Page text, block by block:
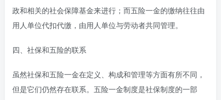
政和相关的社会保障基金来进行；而五险一金的缴纳往往由
用人单位代扣代缴，由用人单位与劳动者共同管理。
四、社保和五险的联系
虽然社保和五险一金在定义、构成和管理等方面有所不同，
但是它们仍然存在联系。五险一金制度是社保制度的一部